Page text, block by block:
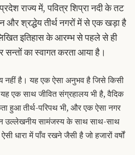
राज्य में, पवित्र शिप्रा नदी के तट
और श्रद्धेय तीर्थ नगरों में से एक खड़ा है
इतिहास के आरम्भ से पहले से ही
सन्तों का स्वागत करता आया है।
नहीं है। यह एक ऐसा अनुभव है जिसे किसी
एक साथ जीवित संग्रहालय भी है, वैदिक
हुआ तीर्थ-परिपथ भी, और एक ऐसा नगर
उल्लेखनीय सामंजस्य के साथ साथ-साथ
धारा में पाँव रखने जैसी है जो हजारों वर्षों